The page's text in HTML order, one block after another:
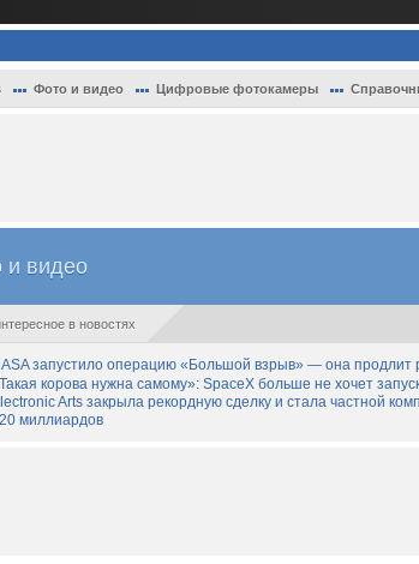
Фото и видео Цифровые фотокамеры
и видео
в новостях
запустило операцию «Большой взрыв» — она продлит
корова нужна самому»: SpaceX больше не хочет
Arts закрыла рекордную сделку и стала частной
миллиардов